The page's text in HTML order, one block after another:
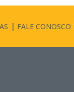
FALE CONOSCO